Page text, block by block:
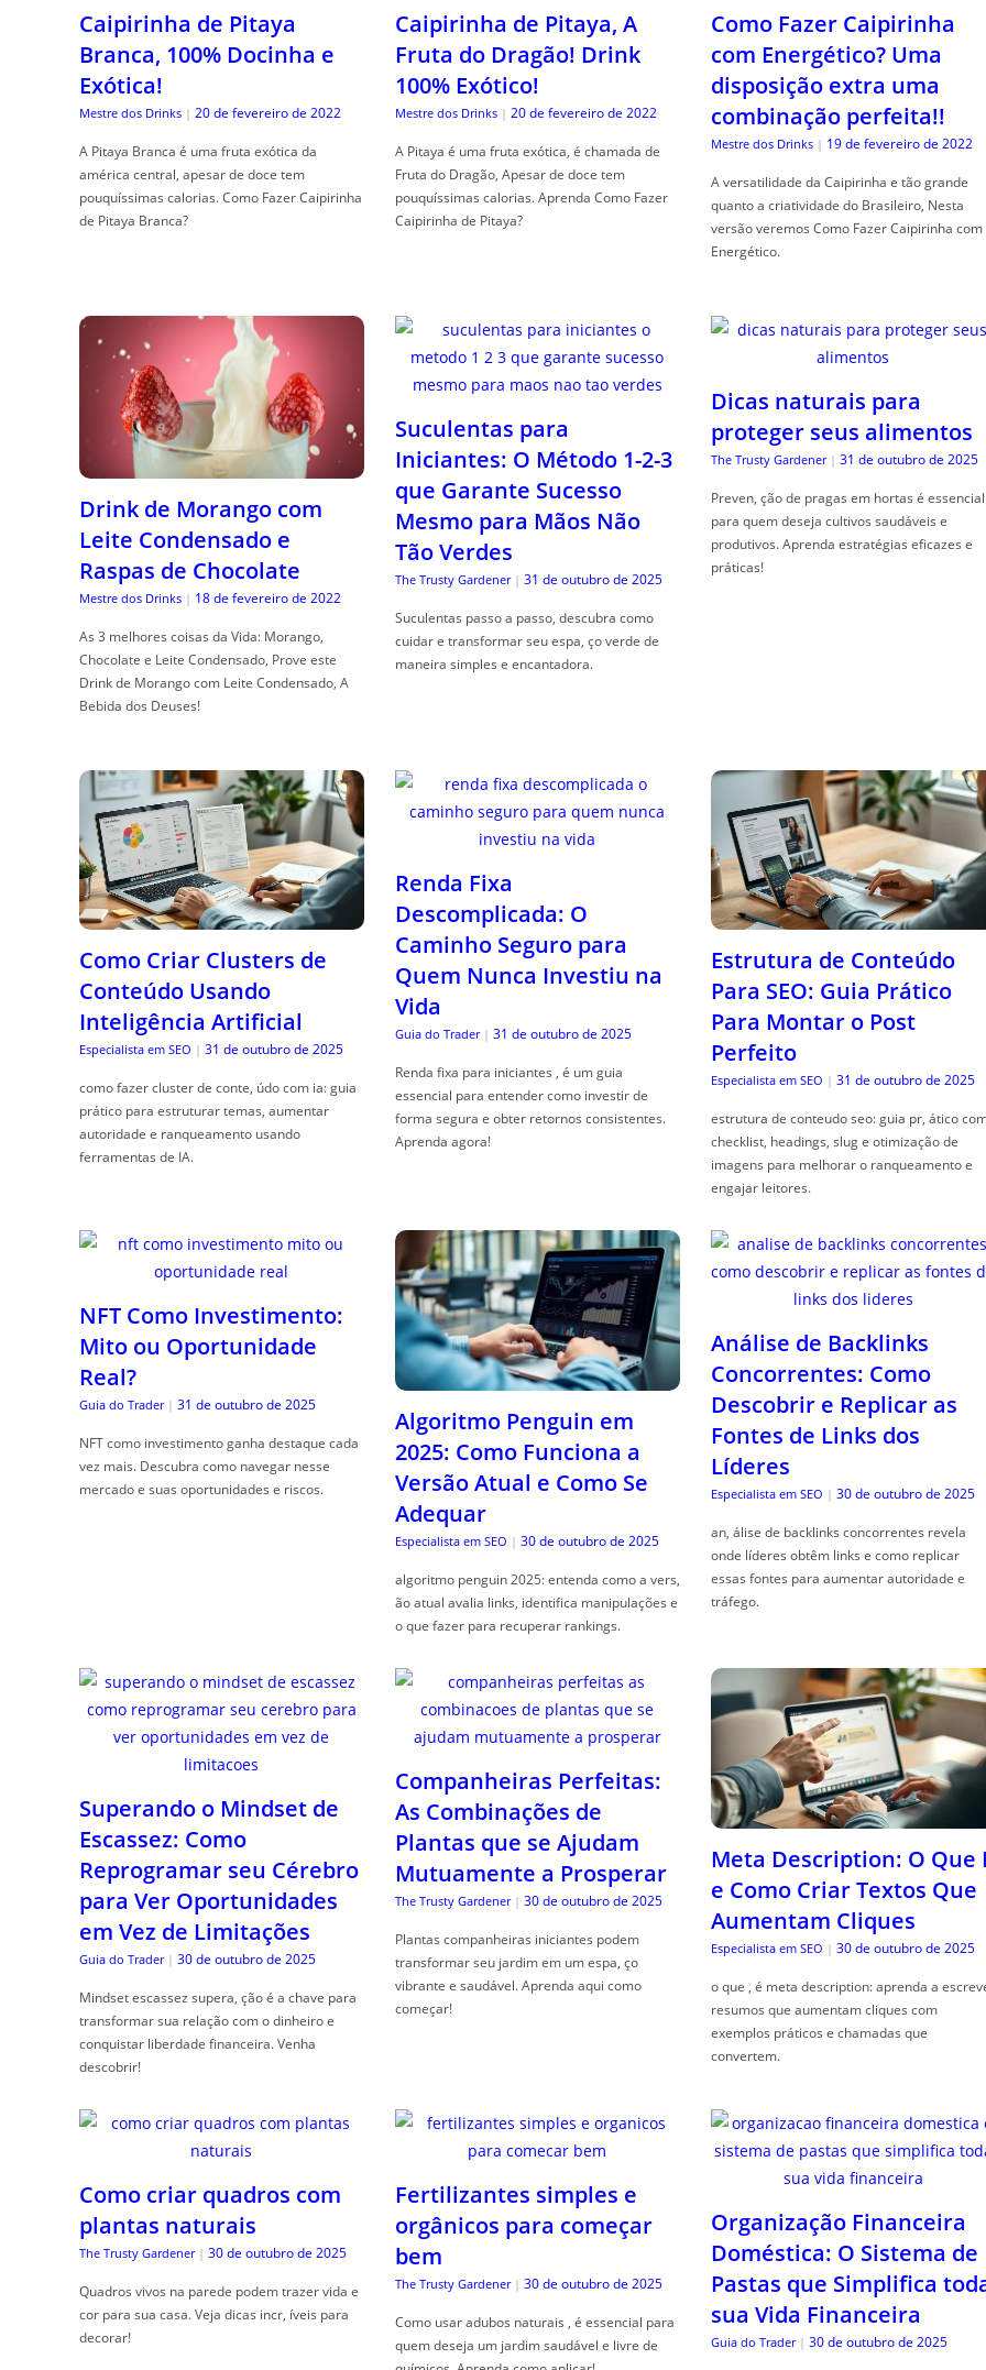
Caipirinha de Pitaya
Branca, 100% Docinha e
Exótica!
Mestre dos Drinks | 20 de fevereiro de 2022
A Pitaya Branca é uma fruta exótica da
américa central, apesar de doce tem
pouquíssimas calorias. Como Fazer Caipirinha
de Pitaya Branca?
Caipirinha de Pitaya, A
Fruta do Dragão! Drink
100% Exótico!
Mestre dos Drinks | 20 de fevereiro de 2022
A Pitaya é uma fruta exótica, é chamada de
Fruta do Dragão, Apesar de doce tem
pouquíssimas calorias. Aprenda Como Fazer
Caipirinha de Pitaya?
Como Fazer Caipirinha
com Energético? Uma
disposição extra uma
combinação perfeita!!
Mestre dos Drinks | 19 de fevereiro de 2022
A versatilidade da Caipirinha e tão grande
quanto a criatividade do Brasileiro, Nesta
versão veremos Como Fazer Caipirinha com
Energético.
Drink de Morango com
Leite Condensado e
Raspas de Chocolate
Mestre dos Drinks | 18 de fevereiro de 2022
As 3 melhores coisas da Vida: Morango,
Chocolate e Leite Condensado, Prove este
Drink de Morango com Leite Condensado, A
Bebida dos Deuses!
Suculentas para
Iniciantes: O Método 1-2-3
que Garante Sucesso
Mesmo para Mãos Não
Tão Verdes
The Trusty Gardener | 31 de outubro de 2025
Suculentas passo a passo, descubra como
cuidar e transformar seu espa, ço verde de
maneira simples e encantadora.
Dicas naturais para
proteger seus alimentos
The Trusty Gardener | 31 de outubro de 2025
Preven, ção de pragas em hortas é essencial
para quem deseja cultivos saudáveis e
produtivos. Aprenda estratégias eficazes e
práticas!
Como Criar Clusters de
Conteúdo Usando
Inteligência Artificial
Especialista em SEO | 31 de outubro de 2025
como fazer cluster de conte, údo com ia: guia
prático para estruturar temas, aumentar
autoridade e ranqueamento usando
ferramentas de IA.
Renda Fixa
Descomplicada: O
Caminho Seguro para
Quem Nunca Investiu na
Vida
Guia do Trader | 31 de outubro de 2025
Renda fixa para iniciantes , é um guia
essencial para entender como investir de
forma segura e obter retornos consistentes.
Aprenda agora!
Estrutura de Conteúdo
Para SEO: Guia Prático
Para Montar o Post
Perfeito
Especialista em SEO | 31 de outubro de 2025
estrutura de conteudo seo: guia pr, ático
checklist, headings, slug e otimização de
imagens para melhorar o ranqueamento e
engajar leitores.
NFT Como Investimento:
Mito ou Oportunidade
Real?
Guia do Trader | 31 de outubro de 2025
NFT como investimento ganha destaque cada
vez mais. Descubra como navegar nesse
mercado e suas oportunidades e riscos.
Algoritmo Penguin em
2025: Como Funciona a
Versão Atual e Como Se
Adequar
Especialista em SEO | 30 de outubro de 2025
algoritmo penguin 2025: entenda como a vers,
ão atual avalia links, identifica manipulações e
o que fazer para recuperar rankings.
Análise de Backlinks
Concorrentes: Como
Descobrir e Replicar as
Fontes de Links dos
Líderes
Especialista em SEO | 30 de outubro de 2025
an, álise de backlinks concorrentes revela
onde líderes obtêm links e como replicar
essas fontes para aumentar autoridade e
tráfego.
Superando o Mindset de
Escassez: Como
Reprogramar seu Cérebro
para Ver Oportunidades
em Vez de Limitações
Guia do Trader | 30 de outubro de 2025
Mindset escassez supera, ção é a chave para
transformar sua relação com o dinheiro e
conquistar liberdade financeira. Venha
descobrir!
Companheiras Perfeitas:
As Combinações de
Plantas que se Ajudam
Mutuamente a Prosperar
The Trusty Gardener | 30 de outubro de 2025
Plantas companheiras iniciantes podem
transformar seu jardim em um espa, ço
vibrante e saudável. Aprenda aqui como
começar!
Meta Description: O Que
e Como Criar Textos Que
Aumentam Cliques
Especialista em SEO | 30 de outubro de 2025
o que , é meta description: aprenda a
resumos que aumentam cliques com
exemplos práticos e chamadas que
convertem.
Como criar quadros com
plantas naturais
The Trusty Gardener | 30 de outubro de 2025
Quadros vivos na parede podem trazer vida e
cor para sua casa. Veja dicas incr, íveis para
decorar!
Fertilizantes simples e
orgânicos para começar
bem
The Trusty Gardener | 30 de outubro de 2025
Como usar adubos naturais , é essencial para
quem deseja um jardim saudável e livre de
Organização Financeira
Doméstica: O Sistema de
Pastas que Simplifica
sua Vida Financeira
Guia do Trader | 30 de outubro de 2025